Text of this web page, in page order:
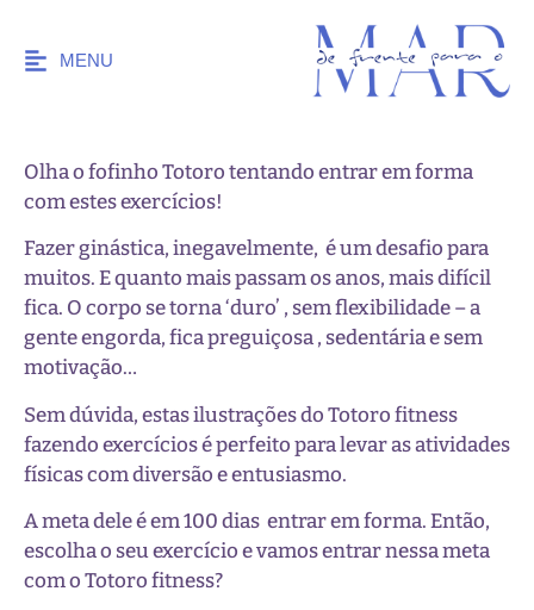
MENU
Olha o fofinho Totoro tentando entrar em forma
com estes exercícios!
Fazer ginástica, inegavelmente, é um desafio para
muitos. E quanto mais passam os anos, mais difícil
fica. O corpo se torna ‘duro’ , sem flexibilidade – a
gente engorda, fica preguiçosa , sedentária e sem
motivação…
Sem dúvida, estas ilustrações do Totoro fitness
fazendo exercícios é perfeito para levar as atividades
físicas com diversão e entusiasmo.
A meta dele é em 100 dias entrar em forma. Então,
escolha o seu exercício e vamos entrar nessa meta
com o Totoro fitness?